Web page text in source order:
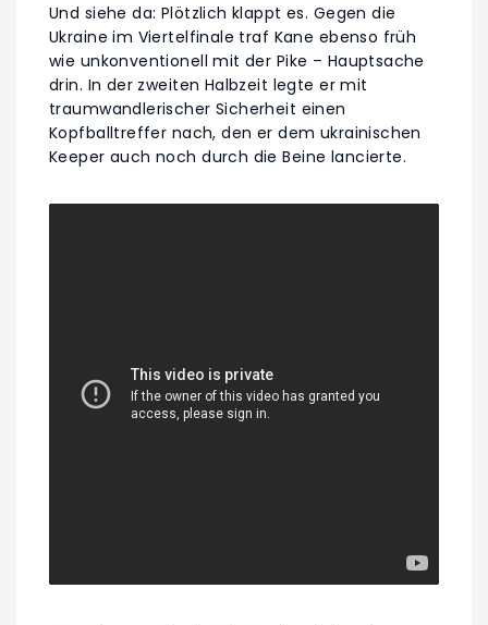
Und siehe da: Plötzlich klappt es. Gegen die
Ukraine im Viertelfinale traf Kane ebenso früh
wie unkonventionell mit der Pike – Hauptsache
drin. In der zweiten Halbzeit legte er mit
traumwandlerischer Sicherheit einen
Kopfballtreffer nach, den er dem ukrainischen
Keeper auch noch durch die Beine lancierte.